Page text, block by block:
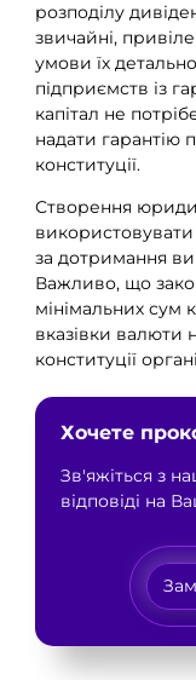
розподілу
звичайні,
умови їх
підприємств із
капітал не
надати гарантію
конституції.
Створення
використовувати
за дотримання
Важливо, що
мінімальних сум
вказівки валюти
конституції
Хочете
Зв'яжіться з
відповіді на